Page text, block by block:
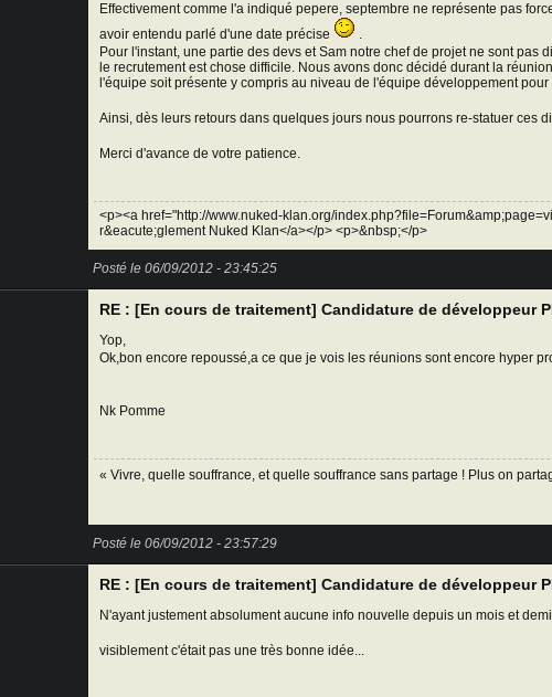
Effectivement comme l'a indiqué pepere, septembre ne représente pas
avoir entendu parlé d'une date précise
.
Pour l'instant, une partie des devs et Sam notre chef de projet ne sont
le recrutement est chose difficile. Nous avons donc décidé durant la
l'équipe soit présente y compris au niveau de l'équipe développement
Ainsi, dès leurs retours dans quelques jours nous pourrons re-statuer ces
Merci d'avance de votre patience.
<p><a href="http://www.nuked-klan.org/
r&eacute;glement Nuked Klan</a></p> <p>&nbsp;</p>
Posté le 06/09/2012 - 23:45:25
RE : [En cours de traitement] Candidature de développeur
Yop,
Ok,bon encore repoussé,a ce que je vois les réunions sont encore hyper
Nk Pomme
« Vivre, quelle souffrance, et quelle souffrance sans partage ! Plus on
Posté le 06/09/2012 - 23:57:29
RE : [En cours de traitement] Candidature de développeur
N'ayant justement absolument aucune info nouvelle depuis un mois et
visiblement c'était pas une très bonne idée...